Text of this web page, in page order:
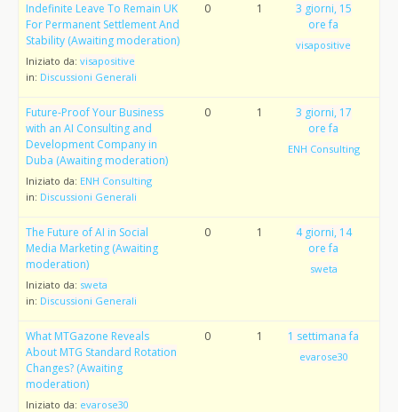
Indefinite Leave To Remain UK
For Permanent Settlement And
Stability (Awaiting moderation)
Iniziato da: visapositive
in: Discussioni Generali
0 1
3 giorni, 15
ore fa
visapositive
Future-Proof Your Business
with an AI Consulting and
Development Company in
Duba (Awaiting moderation)
Iniziato da: ENH Consulting
in: Discussioni Generali
0 1
3 giorni, 17
ore fa
ENH Consulting
The Future of AI in Social
Media Marketing (Awaiting
moderation)
Iniziato da: sweta
in: Discussioni Generali
0 1
4 giorni, 14
ore fa
sweta
What MTGazone Reveals
About MTG Standard Rotation
Changes? (Awaiting
moderation)
Iniziato da: evarose30
0 1 1 settimana fa
evarose30